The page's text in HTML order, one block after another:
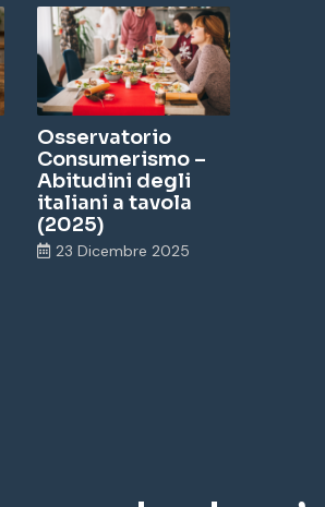
Osservatorio
Consumerismo –
Abitudini degli
italiani a tavola
(2025)
23 Dicembre 2025